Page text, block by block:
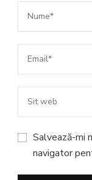
Salvează-mi
navigator